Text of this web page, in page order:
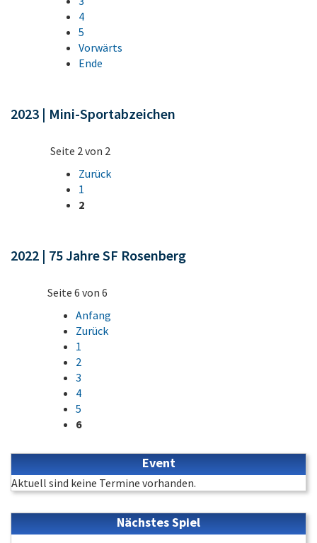
4
5
Vorwärts
Ende
2023 | Mini-Sportabzeichen
Seite 2 von 2
Zurück
1
2
2022 | 75 Jahre SF Rosenberg
Seite 6 von 6
Anfang
Zurück
1
2
3
4
5
6
Event
Aktuell sind keine Termine vorhanden.
Nächstes Spiel